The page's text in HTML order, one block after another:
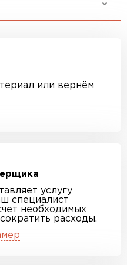
или вернём
услугу
специалист
необходимых
расходы.